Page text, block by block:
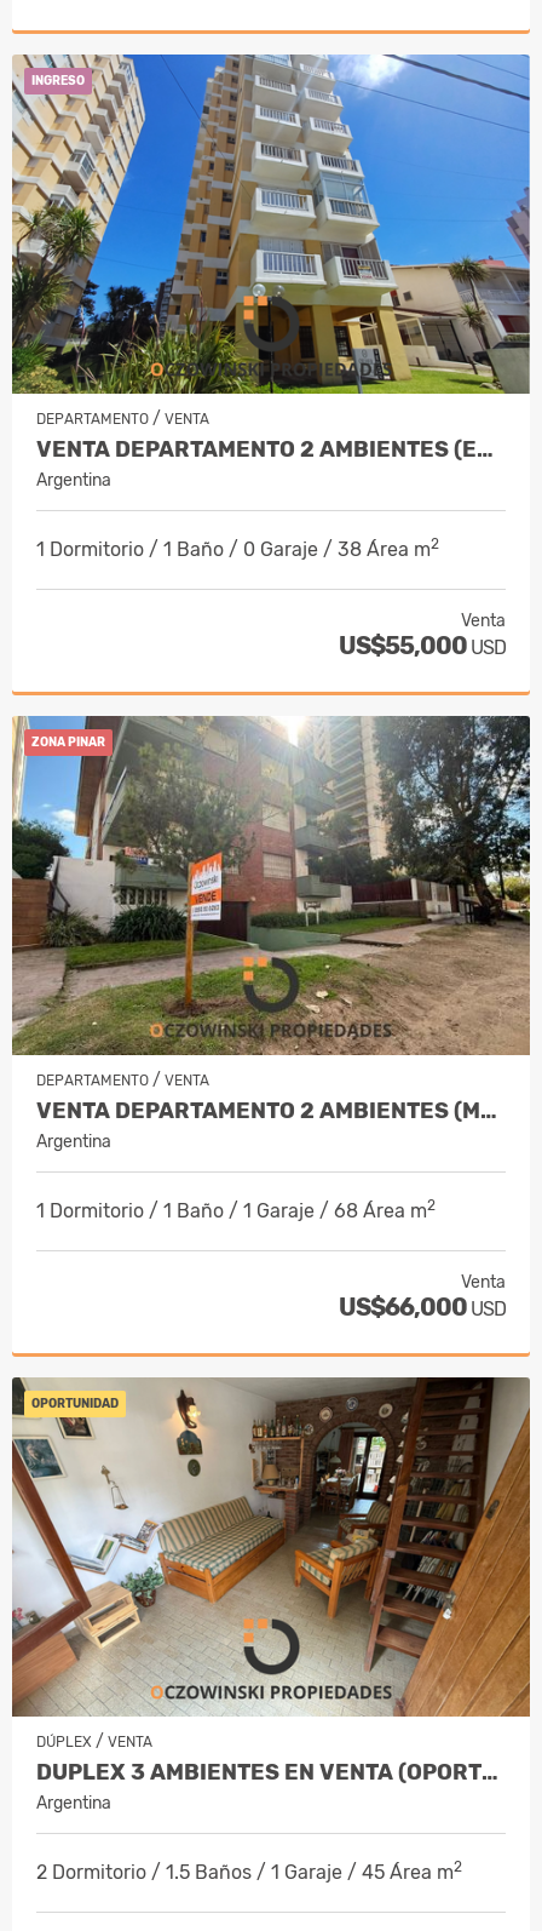
INGRESO
DEPARTAMENTO / VENTA
VENTA DEPARTAMENTO 2 AMBIENTES (EDIF. OKAY) VILLA GESELL
Argentina
1 Dormitorio / 1 Baño / 0 Garaje / 38 Área m2
Venta
US$55,000 USD
ZONA PINAR
DEPARTAMENTO / VENTA
VENTA DEPARTAMENTO 2 AMBIENTES (MOSTAR I) VILLA GESELL
Argentina
1 Dormitorio / 1 Baño / 1 Garaje / 68 Área m2
Venta
US$66,000 USD
OPORTUNIDAD
DÚPLEX / VENTA
DUPLEX 3 AMBIENTES EN VENTA (OPORTUNIDAD)
Argentina
2 Dormitorio / 1.5 Baños / 1 Garaje / 45 Área m2